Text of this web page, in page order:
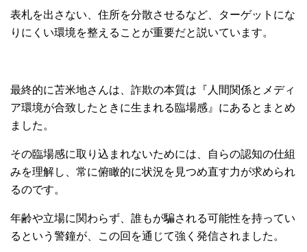
表札を出さない、住所を分散させるなど、ターゲットにな
りにくい環境を整えることが重要だと説いています。
最終的に苫米地さんは、詐欺の本質は『人間関係とメディ
ア環境が合致したときに生まれる臨場感』にあるとまとめ
ました。
その臨場感に取り込まれないためには、自らの認知の仕組
みを理解し、常に俯瞰的に状況を見つめ直す力が求められ
るのです。
年齢や立場に関わらず、誰もが騙される可能性を持ってい
るという警鐘が、この回を通じて強く発信されました。